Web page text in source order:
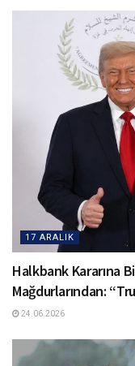
17 ARALIK
Halkbank Kararına
Mağdurlarından:
24.06.2026